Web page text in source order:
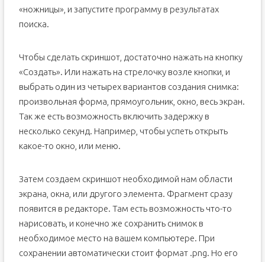
«ножницы», и запустите программу в результатах
поиска.
Чтобы сделать скриншот, достаточно нажать на кнопку
«Создать». Или нажать на стрелочку возле кнопки, и
выбрать один из четырех вариантов создания снимка:
произвольная форма, прямоугольник, окно, весь экран.
Так же есть возможность включить задержку в
несколько секунд. Например, чтобы успеть открыть
какое-то окно, или меню.
Затем создаем скриншот необходимой нам области
экрана, окна, или другого элемента. Фрагмент сразу
появится в редакторе. Там есть возможность что-то
нарисовать, и конечно же сохранить снимок в
необходимое место на вашем компьютере. При
сохранении автоматически стоит формат .png. Но его